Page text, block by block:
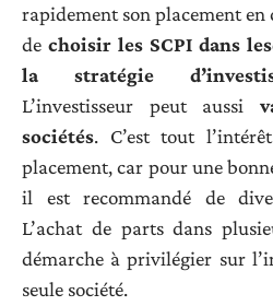
rapidement son placement en
de choisir les SCPI dans
la stratégie
L’investisseur peut aussi
sociétés. C’est tout
placement, car pour une
il est recommandé de
L’achat de parts dans
démarche à privilégier sur
seule société.